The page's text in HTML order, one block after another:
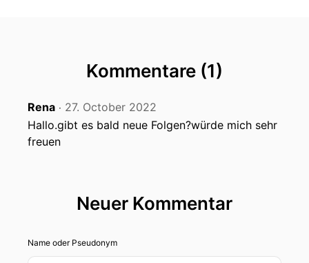
Kommentare (1)
Rena ‧ 27. October 2022
Hallo.gibt es bald neue Folgen?würde mich sehr
freuen
Neuer Kommentar
Name oder Pseudonym